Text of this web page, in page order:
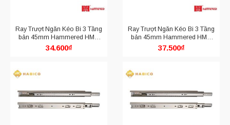
Ray Trượt Ngăn Kéo Bi 3 Tầng
bản 45mm Hammered HMR
4510.400
34.600₫
Ray Trượt Ngăn Kéo Bi 3 Tầng
bản 45mm Hammered HMR
4510.450
37.500₫